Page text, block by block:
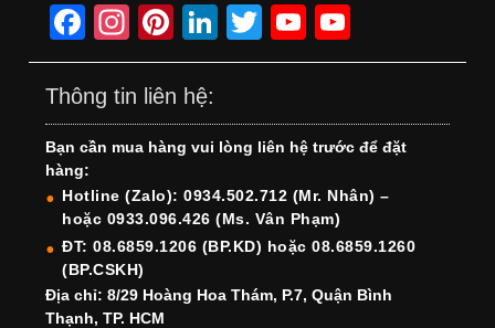
F
a
c
e
b
o
o
k
In
st
a
gr
a
m
Pi
nt
er
e
st
Li
n
e
dI
n
T
wi
er
Y
o
T
u
b
e
o
T
u
b
e
h
Thông tin liên hệ:
Bạn cần mua hàng vui lòng liên hệ trước để đặt
hàng:
Hotline (Zalo): 0934.502.712 (Mr. Nhân) –
hoặc 0933.096.426 (Ms. Vân Phạm)
ĐT: 08.6859.1206 (BP.KD) hoặc 08.6859.1260
(BP.CSKH)
Địa chỉ: 8/29 Hoàng Hoa Thám, P.7, Quận Bình
Thạnh, TP. HCM